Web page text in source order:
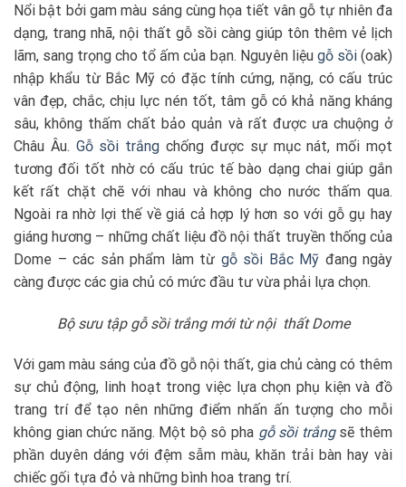
Nổi bật bởi gam màu sáng cùng họa tiết vân gỗ tự nhiên đa
dạng, trang nhã, nội thất gỗ sồi càng giúp tôn thêm vẻ lịch
lãm, sang trọng cho tổ ấm của bạn. Nguyên liệu gỗ sồi(oak)
nhập khẩu từ Bắc Mỹ có đặc tính cứng, nặng, có cấu trúc
vân đẹp, chắc, chịu lực nén tốt, tâm gỗ có khả năng kháng
sâu, không thấm chất bảo quản và rất được ưa chuộng ở
Châu Âu. Gỗ sồi trắng chống được sự mục nát, mối mọt
tương đối tốt nhờ có cấu trúc tế bào dạng chai giúp gắn
kết rất chặt chẽ với nhau và không cho nước thấm qua.
Ngoài ra nhờ lợi thế về giá cả hợp lý hơn so với gỗ gụ hay
giáng hương – những chất liệu đồ nội thất truyền thống của
Dome – các sản phẩm làm từ gỗ sồi Bắc Mỹ đang ngày
càng được các gia chủ có mức đầu tư vừa phải lựa chọn.
Bộ sưu tập gỗ sồi trắng mới từ nội thất Dome
Với gam màu sáng của đồ gỗ nội thất, gia chủ càng có thêm
sự chủ động, linh hoạt trong việc lựa chọn phụ kiện và đồ
trang trí để tạo nên những điểm nhấn ấn tượng cho mỗi
không gian chức năng. Một bộ sô pha gỗ sồi trắngsẽ thêm
phần duyên dáng với đệm sẫm màu, khăn trải bàn hay vài
chiếc gối tựa đỏ và những bình hoa trang trí.